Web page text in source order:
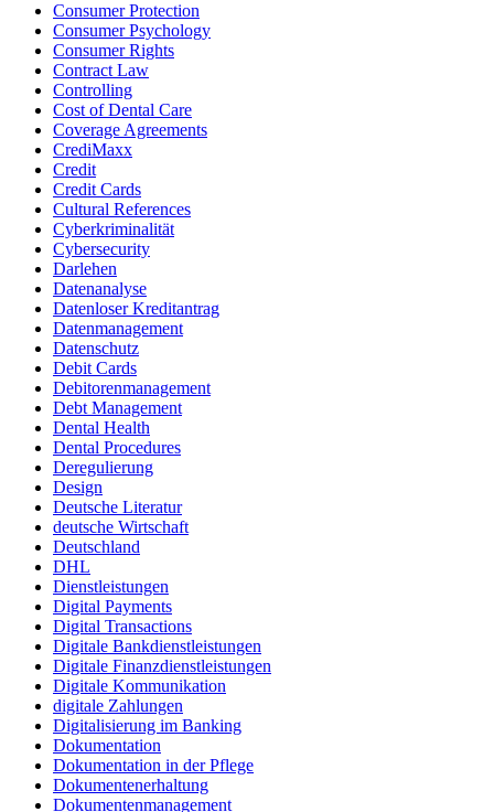
Consumer Protection
Consumer Psychology
Consumer Rights
Contract Law
Controlling
Cost of Dental Care
Coverage Agreements
CrediMaxx
Credit
Credit Cards
Cultural References
Cyberkriminalität
Cybersecurity
Darlehen
Datenanalyse
Datenloser Kreditantrag
Datenmanagement
Datenschutz
Debit Cards
Debitorenmanagement
Debt Management
Dental Health
Dental Procedures
Deregulierung
Design
Deutsche Literatur
deutsche Wirtschaft
Deutschland
DHL
Dienstleistungen
Digital Payments
Digital Transactions
Digitale Bankdienstleistungen
Digitale Finanzdienstleistungen
Digitale Kommunikation
digitale Zahlungen
Digitalisierung im Banking
Dokumentation
Dokumentation in der Pflege
Dokumentenerhaltung
Dokumentenmanagement